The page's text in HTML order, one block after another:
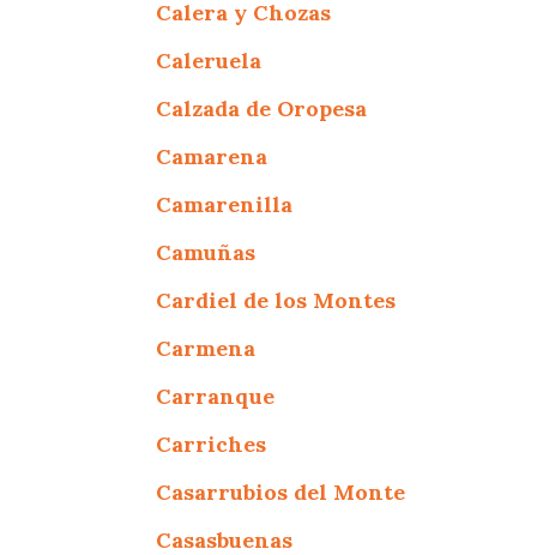
Calera y Chozas
Caleruela
Calzada de Oropesa
Camarena
Camarenilla
Camuñas
Cardiel de los Montes
Carmena
Carranque
Carriches
Casarrubios del Monte
Casasbuenas